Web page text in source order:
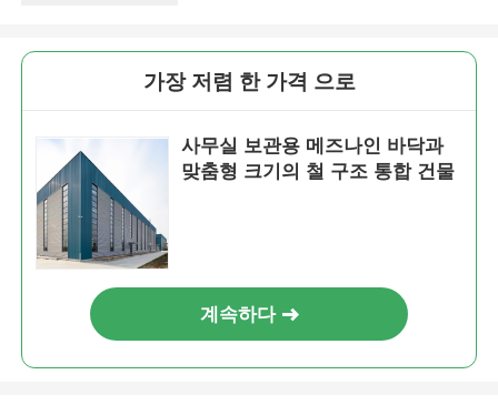
가장 저렴 한 가격 으로
사무실 보관용 메즈나인 바닥과
맞춤형 크기의 철 구조 통합 건물
계속하다